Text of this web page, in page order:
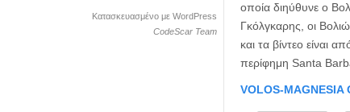
Κατασκευασμένο με WordPress
CodeScar Team
οποία διηύθυνε ο
Γκόλγκαρης, οι
και τα βίντεο είναι
περίφημη Santa
VOLOS-MAGNESIA